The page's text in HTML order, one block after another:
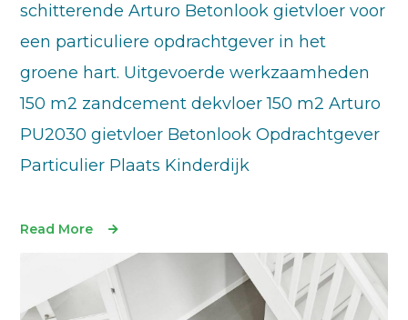
schitterende Arturo Betonlook gietvloer voor
een particuliere opdrachtgever in het
groene hart. Uitgevoerde werkzaamheden
150 m2 zandcement dekvloer 150 m2 Arturo
PU2030 gietvloer Betonlook Opdrachtgever
Particulier Plaats Kinderdijk
Read More